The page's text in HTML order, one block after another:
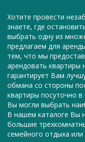
Хотите провести
знаете, где
выбрать одну из
предлагаем для
тем, что мы
арендовать квартиры
гарантирует Вам
обмана со стороны
квартиры посуточно
Вы могли выбрать
В нашем каталоге Вы
большие
семейного отдыха